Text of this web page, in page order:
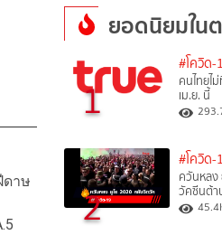
ดาษ
ยอดนิยมใน
1
#โควิด-
คนไทยไ
เม.ย. นี้
2
#โควิด-
ควันหลง
วัคซีนต้า